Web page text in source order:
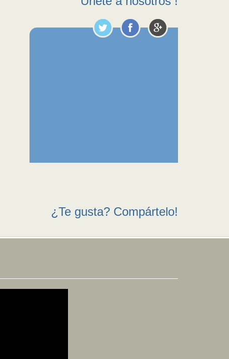
¿Te gusta? Compártelo!